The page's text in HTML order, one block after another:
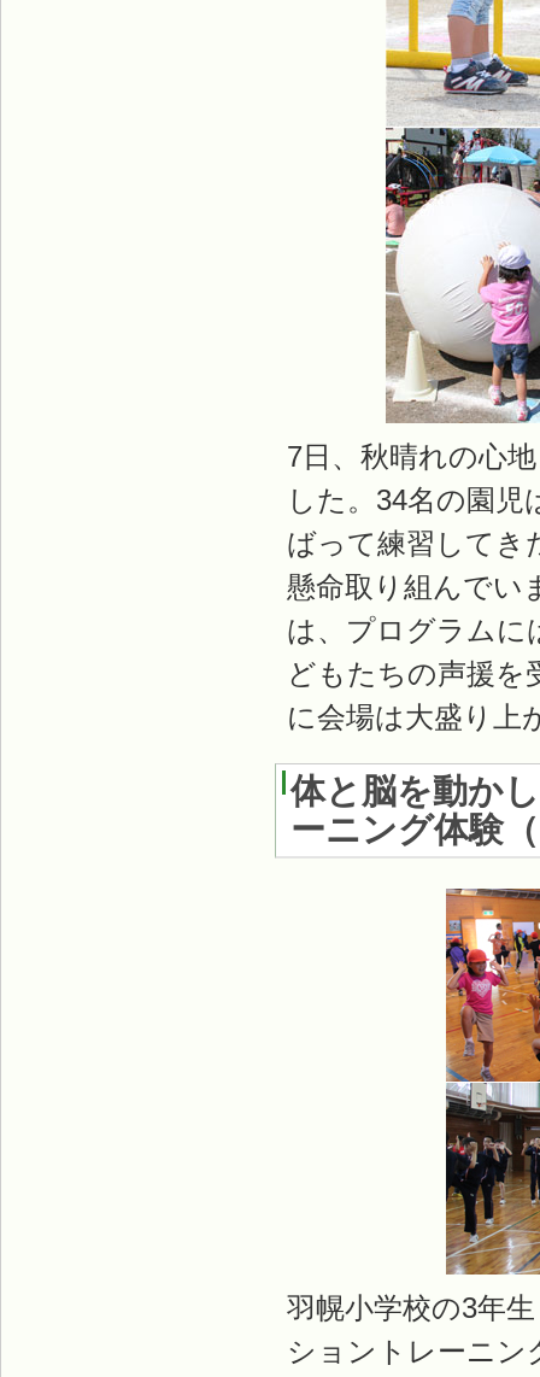
7日、秋晴れの心
した。34名の園
ばって練習してき
懸命取り組んでい
は、プログラムに
どもたちの声援を
に会場は大盛り上
体と脳を動か
ーニング体験（
羽幌小学校の3年
ショントレーニン